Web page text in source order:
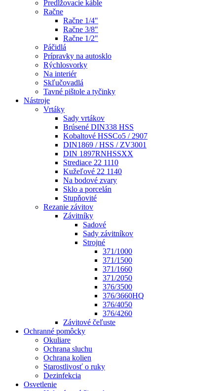
Predlžovacie káble
Račne
Račne 1/4"
Račne 3/8"
Račne 1/2"
Páčidlá
Prípravky na autosklo
Rýchlosvorky
Na interiér
Skľučovadlá
Tavné pištole a tyčinky
Nástroje
Vrtáky
Sady vrtákov
Brúsené DIN338 HSS
Kobaltové HSSCo5 / 2907
DIN1869 / HSS / ZV3001
DIN 1897RNHSSXX
Strediace 22 1110
Kužeľové 22 1140
Na bodové zvary
Sklo a porcelán
Stupňovité
Rezanie závitov
Závitníky
Sadové
Sady závitníkov
Strojné
371/1000
371/1500
371/1660
371/2050
376/3500
376/3660HQ
376/4050
376/4260
Závitové čeľuste
Ochranné pomôcky
Okuliare
Ochrana sluchu
Ochrana kolien
Starostlivosť o ruky
Dezinfekcia
Osvetlenie